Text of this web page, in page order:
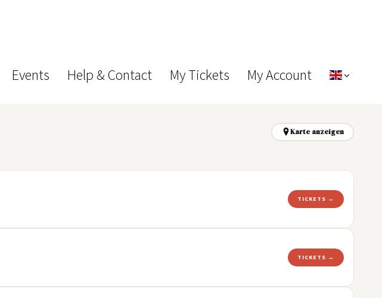
Events Help & Contact My Tickets My Account
Karte anzeigen
TICKETS →
TICKETS →